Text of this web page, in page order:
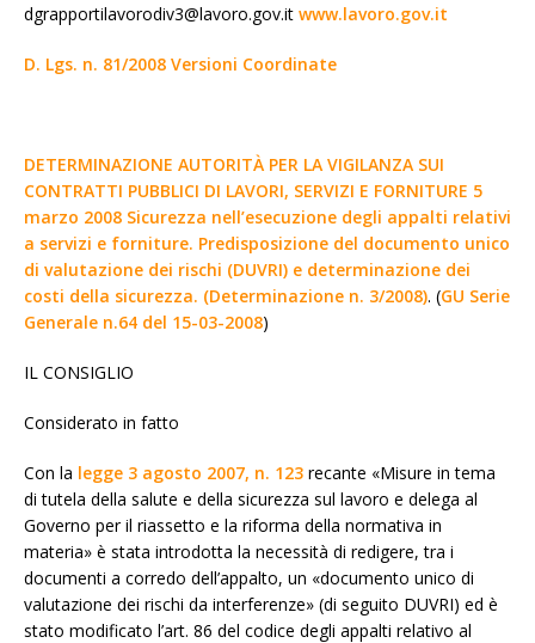
dgrapportilavorodiv3@lavoro.gov.it www.lavoro.gov.it
D. Lgs. n. 81/2008 Versioni Coordinate
DETERMINAZIONE AUTORITÀ PER LA VIGILANZA SUI
CONTRATTI PUBBLICI DI LAVORI, SERVIZI E FORNITURE 5
marzo 2008 Sicurezza nell’esecuzione degli appalti relativi
a servizi e forniture. Predisposizione del documento unico
di valutazione dei rischi (DUVRI) e determinazione dei
costi della sicurezza. (Determinazione n. 3/2008). (GU Serie
Generale n.64 del 15-03-2008)
IL CONSIGLIO
Considerato in fatto
Con la legge 3 agosto 2007, n. 123 recante «Misure in tema
di tutela della salute e della sicurezza sul lavoro e delega al
Governo per il riassetto e la riforma della normativa in
materia» è stata introdotta la necessità di redigere, tra i
documenti a corredo dell’appalto, un «documento unico di
valutazione dei rischi da interferenze» (di seguito DUVRI) ed è
stato modificato l’art. 86 del codice degli appalti relativo al